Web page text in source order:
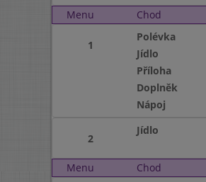
Menu
Chod
1
Polévka
Jídlo
Příloha
Doplněk
Nápoj
2
Jídlo
Menu Chod